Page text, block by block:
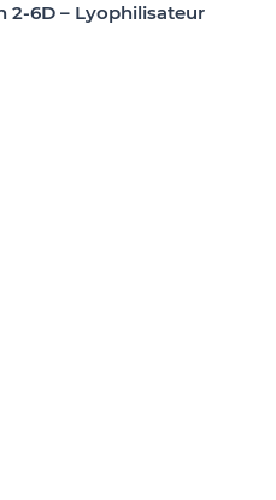
2-6D – Lyophilisateur